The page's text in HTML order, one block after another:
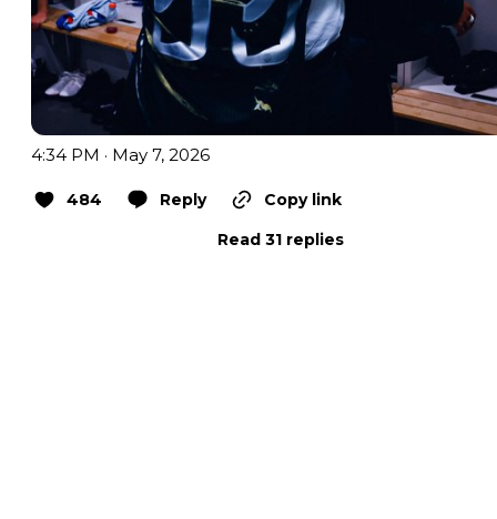
4:34 PM · May 7, 2026
484 Reply
Copy link
Read 31 replies